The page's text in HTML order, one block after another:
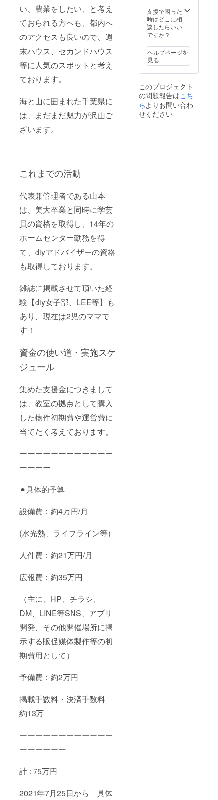
い、農業をしたい、と考え
ておられる方へも、都内へ
のアクセスも良いので、週
末ハウス、セカンドハウス
等に人気のスポットと考え
ております。
海と山に囲まれた千葉県に
は、まだまだ魅力が沢山ご
ざいます。
これまでの活動
代表兼管理者である山本
は、美大卒業と同時に学芸
員の資格を取得し、14年の
ホームセンター勤務を得
て、diyアドバイザーの資格
も取得しております。
雑誌に掲載させて頂いた経
験【diy女子部、LEE等】も
あり、現在は2児のママで
す！
資金の使い道・実施スケ
ジュール
集めた支援金につきまして
は、教室の拠点として購入
した物件初期費や運営費に
当てたく考えております。
ーーーーーーーーーーーー
ーーーー
⚫︎具体的予算
設備費：約4万円/月
(水光熱、ライフライン等）
人件費：約21万円/月
広報費：約35万円
（主に、HP、チラシ、
DM、LINE等SNS、アプリ
開発、その他開催場所に掲
示する販促媒体製作等の初
期費用として）
予備費：約2万円
掲載手数料・決済手数料：
約13万
ーーーーーーーーーーーー
ーーーーーー
計 : 75万円
2021年7月25日から、具体
支援で困った
時はどこに相
談したらいい
ですか？
ヘルプページを
見る
このプロジェクト
の問題報告はこち
らよりお問い合わ
せください